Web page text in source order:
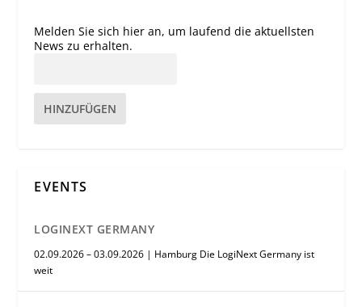
Melden Sie sich hier an, um laufend die aktuellsten
News zu erhalten.
HINZUFÜGEN
EVENTS
LOGINEXT GERMANY
02.09.2026 – 03.09.2026 | Hamburg Die LogiNext Germany ist
weit